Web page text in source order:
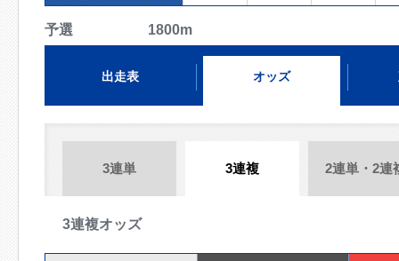
予選 1800m
出走表 オッズ
3連単 3連複 2連単・2連
3連複オッズ